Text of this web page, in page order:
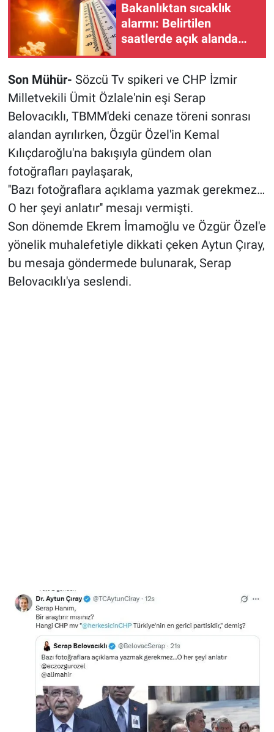
Bakanlıktan sıcaklık
alarmı: Belirtilen
saatlerde açık alanda
Son Mühür- Sözcü Tv spikeri ve CHP İzmir
Milletvekili Ümit Özlale'nin eşi Serap
Belovacıklı, TBMM'deki cenaze töreni sonrası
alandan ayrılırken, Özgür Özel'in Kemal
Kılıçdaroğlu'na bakışıyla gündem olan
fotoğrafları paylaşarak,
''Bazı fotoğraflara açıklama yazmak gerekmez…
O her şeyi anlatır'' mesajı vermişti.
Son dönemde Ekrem İmamoğlu ve Özgür Özel'e
yönelik muhalefetiyle dikkati çeken Aytun Çıray,
bu mesaja göndermede bulunarak, Serap
Belovacıklı'ya seslendi.